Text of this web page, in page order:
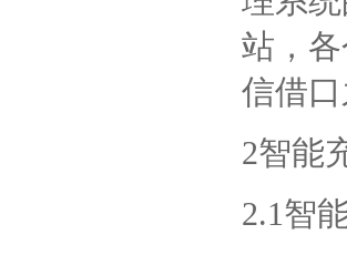
站，
信借
2智能
2.1智